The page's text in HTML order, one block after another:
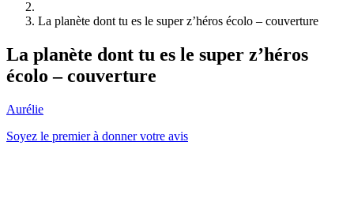
La planète dont tu es le super z’héros écolo – couverture
La planète dont tu es le super z’héros
écolo – couverture
Aurélie
Soyez le premier à donner votre avis